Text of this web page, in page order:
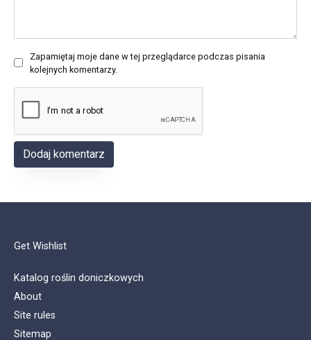
Zapamiętaj moje dane w tej przeglądarce podczas pisania
kolejnych komentarzy.
Get Wishlist
Katalog roślin doniczkowych
About
Site rules
Sitemap